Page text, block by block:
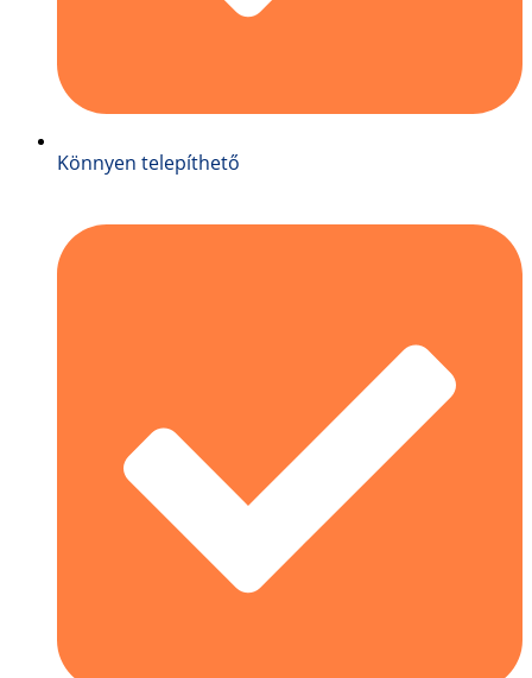
Könnyen telepíthető